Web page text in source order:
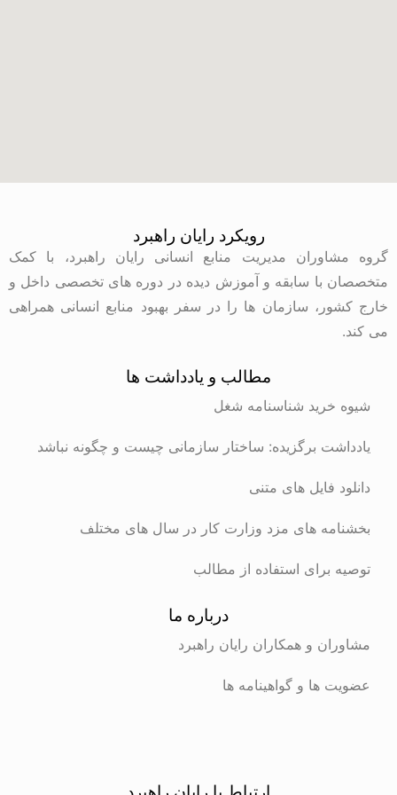
رویکرد رایان راهبرد
گروه مشاوران مدیریت منابع انسانی رایان راهبرد، با کمک
متخصصان با سابقه و آموزش دیده در دوره های تخصصی داخل و
خارج کشور، سازمان ها را در سفر بهبود منابع انسانی همراهی
می کند.
مطالب و یادداشت ها
شیوه خرید شناسنامه شغل
یادداشت برگزیده: ساختار سازمانی چیست و چگونه نباشد
دانلود فایل های متنی
بخشنامه های مزد وزارت کار در سال های مختلف
توصیه برای استفاده از مطالب
درباره ما
مشاوران و همکاران رایان راهبرد
عضویت ها و گواهینامه ها